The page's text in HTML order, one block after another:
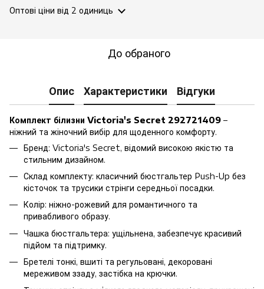
Оптові ціни від 2 одиниць
До обраного
Опис Характеристики Відгуки
Комплект білизни Victoria's Secret 292721409 –
ніжний та жіночний вибір для щоденного комфорту.
Бренд: Victoria's Secret, відомий високою якістю та
стильним дизайном.
Склад комплекту: класичний бюстгальтер Push-Up без
кісточок та трусики стрінги середньої посадки.
Колір: ніжно-рожевий для романтичного та
привабливого образу.
Чашка бюстгальтера: ущільнена, забезпечує красивий
підйом та підтримку.
Бретелі тонкі, вшиті та регульовані, декоровані
мереживом ззаду, застібка на крючки.